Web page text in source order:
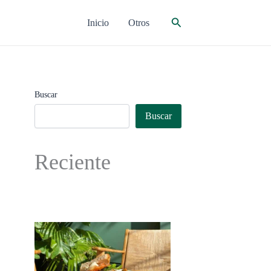
Inicio Otros Buscar
Buscar
Buscar
Reciente